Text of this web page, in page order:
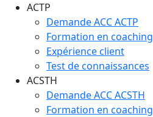
ACTP
Demande ACC ACTP
Formation en coaching
Expérience client
Test de connaissances
ACSTH
Demande ACC ACSTH
Formation en coaching